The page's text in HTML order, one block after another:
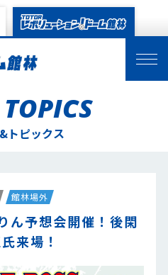
トピックス
館林場外
予想会開催！後閑
来場！